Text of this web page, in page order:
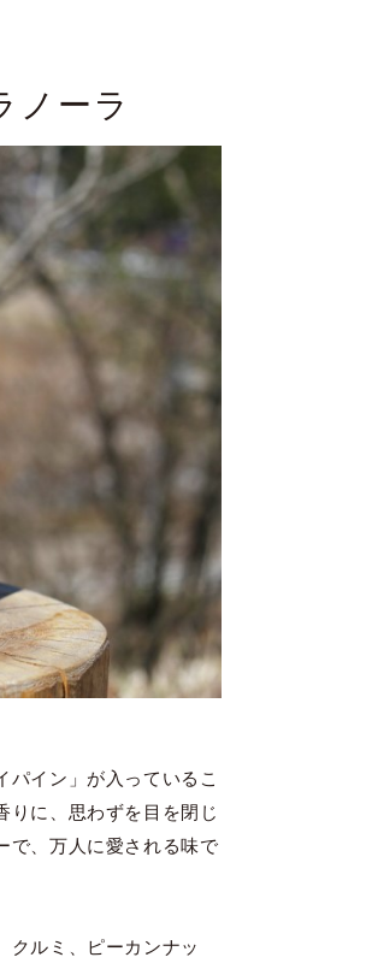
ノーラ
パイン」が入っているこ
りに、思わずを目を閉じ
で、万人に愛される味で
クルミ、ピーカンナッ